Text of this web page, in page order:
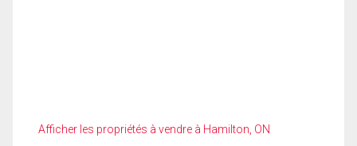
Afficher les propriétés à vendre à Hamilton, ON